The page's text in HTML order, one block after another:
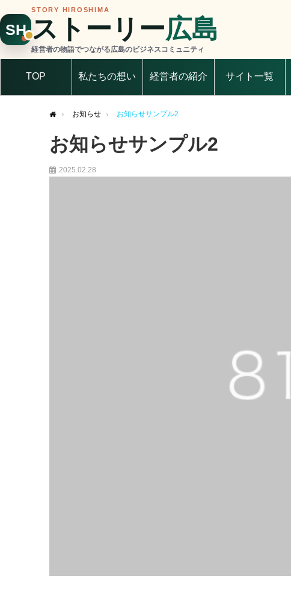
SH
STORY HIROSHIMA
ストーリー広島
経営者の物語でつながる広島のビジネスコミュニティ
TOP 私たちの想い 経営者の紹介 サイト一覧
お知らせ お知らせサンプル2
お知らせサンプル2
2025.02.28